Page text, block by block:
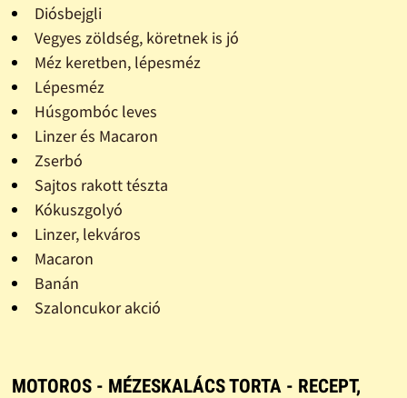
Diósbejgli
Vegyes zöldség, köretnek is jó
Méz keretben, lépesméz
Lépesméz
Húsgombóc leves
Linzer és Macaron
Zserbó
Sajtos rakott tészta
Kókuszgolyó
Linzer, lekváros
Macaron
Banán
Szaloncukor akció
MOTOROS - MÉZESKALÁCS TORTA - RECEPT,